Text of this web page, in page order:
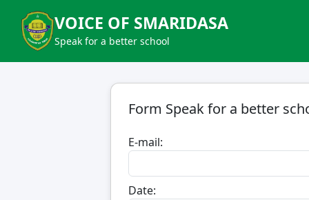
VOICE OF SMARIDASA
Speak for a better school
Form Speak for a better
E-mail:
Date: